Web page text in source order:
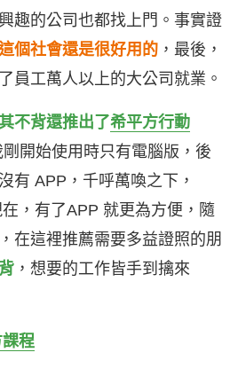
趣的公司也都找上門。事實證
個社會還是很好用的 ，最後，
員工萬人以上的大公司就業。
不背還推出了希平方行動
開始使用時只有電腦版，後
有 APP，千呼萬喚之下，
，有了APP 就更為方便，隨
在這裡推薦需要多益證照的朋
，想要的工作皆手到擒來
程